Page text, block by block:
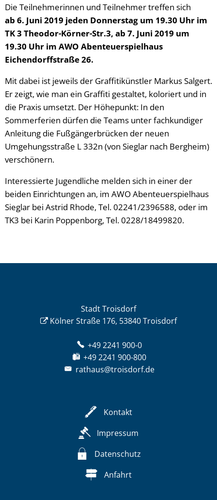
Die Teilnehmerinnen und Teilnehmer treffen sich
ab 6. Juni 2019 jeden Donnerstag um 19.30 Uhr im
TK 3 Theodor-Körner-Str.3, ab 7. Juni 2019 um
19.30 Uhr im AWO Abenteuerspielhaus
Eichendorffstraße 26.
Mit dabei ist jeweils der Graffitikünstler Markus Salgert.
Er zeigt, wie man ein Graffiti gestaltet, koloriert und in
die Praxis umsetzt. Der Höhepunkt: In den
Sommerferien dürfen die Teams unter fachkundiger
Anleitung die Fußgängerbrücken der neuen
Umgehungsstraße L 332n (von Sieglar nach Bergheim)
verschönern.
Interessierte Jugendliche melden sich in einer der
beiden Einrichtungen an, im AWO Abenteuerspielhaus
Sieglar bei Astrid Rhode, Tel. 02241/2396588, oder im
TK3 bei Karin Poppenborg, Tel. 0228/18499820.
Stadt Troisdorf
Kölner Straße 176, 53840 Troisdorf
+49 2241 900-0
+49 2241 900-800
rathaus@troisdorf.de
Kontakt
Impressum
Datenschutz
Anfahrt